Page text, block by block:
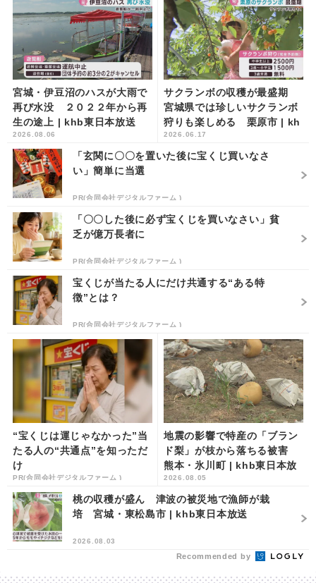
宮城・伊豆沼のハスが大雨で
再び水没 ２０２２年から再
生の途上 | khb東日本放送
2026.08.06
サクランボの収穫が最盛期
宮城県では珍しいサクランボ
狩りも楽しめる 栗原市 | kh
b東日本放送
2026.06.17
「玄関に〇〇を置いた後に宝くじ買いなさ
い」簡単に当選
PR(合同会社デジタルファーム )
「〇〇した後に必ず宝くじを買いなさい」貧
乏が億万長者に
PR(合同会社デジタルファーム )
宝くじが当たる人にだけ共通する“ある特
徴”とは？
PR(合同会社デジタルファーム )
“宝くじは運じゃなかった”当
たる人の“共通点”を知っただ
け
PR(合同会社デジタルファーム )
地震の影響で特産の「ブラン
ド梨」が枝から落ちる被害
熊本・氷川町 | khb東日本放
送
2026.08.05
桃の収穫が盛ん 津波の被災地で漁師が栽
培 宮城・東松島市 | khb東日本放送
2026.08.03
Recommended by